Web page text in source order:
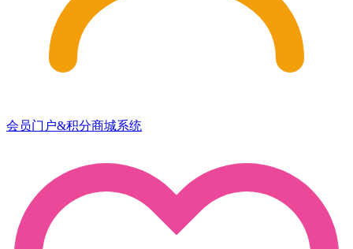
会员门户&积分商城系统